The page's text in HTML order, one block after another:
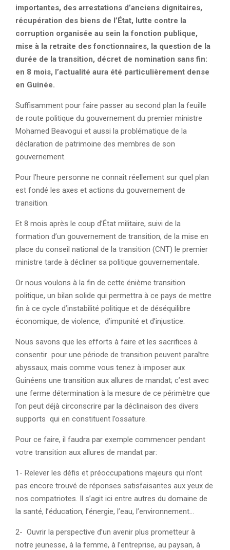
importantes, des arrestations d’anciens dignitaires,
récupération des biens de l’État, lutte contre la
corruption organisée au sein la fonction publique,
mise à la retraite des fonctionnaires, la question de la
durée de la transition, décret de nomination sans fin:
en 8 mois, l’actualité aura été particulièrement dense
en Guinée.
Suffisamment pour faire passer au second plan la feuille
de route politique du gouvernement du premier ministre
Mohamed Beavogui et aussi la problématique de la
déclaration de patrimoine des membres de son
gouvernement.
Pour l’heure personne ne connaît réellement sur quel plan
est fondé les axes et actions du gouvernement de
transition.
Et 8 mois après le coup d’État militaire, suivi de la
formation d’un gouvernement de transition, de la mise en
place du conseil national de la transition (CNT) le premier
ministre tarde à décliner sa politique gouvernementale.
Or nous voulons à la fin de cette énième transition
politique, un bilan solide qui permettra à ce pays de mettre
fin à ce cycle d’instabilité politique et de déséquilibre
économique, de violence, d’impunité et d’injustice.
Nous savons que les efforts à faire et les sacrifices à
consentir pour une période de transition peuvent paraître
abyssaux, mais comme vous tenez à imposer aux
Guinéens une transition aux allures de mandat; c’est avec
une ferme détermination à la mesure de ce périmètre que
l’on peut déjà circonscrire par la déclinaison des divers
supports qui en constituent l’ossature.
Pour ce faire, il faudra par exemple commencer pendant
votre transition aux allures de mandat par:
1- Relever les défis et préoccupations majeurs qui n’ont
pas encore trouvé de réponses satisfaisantes aux yeux de
nos compatriotes. Il s’agit ici entre autres du domaine de
la santé, l’éducation, l’énergie, l’eau, l’environnement…
2- Ouvrir la perspective d’un avenir plus prometteur à
notre jeunesse, à la femme, à l’entreprise, au paysan, à